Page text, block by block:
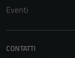
Eventi
CONTATTI